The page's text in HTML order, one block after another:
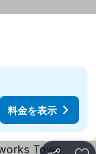
料金を表示